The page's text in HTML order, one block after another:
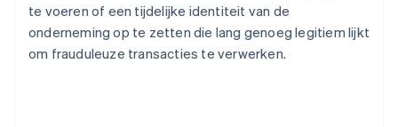
te voeren of een tijdelijke identiteit van de
onderneming op te zetten die lang genoeg legitiem lijkt
om frauduleuze transacties te verwerken.